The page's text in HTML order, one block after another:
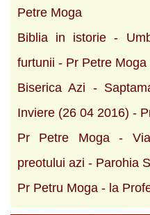
Petre Moga
Biblia in istorie -
furtunii - Pr Petre Moga
Biserica Azi -
Inviere (26 04 2016) -
Pr Petre Moga -
preotului azi - Parohia
Pr Petru Moga - la